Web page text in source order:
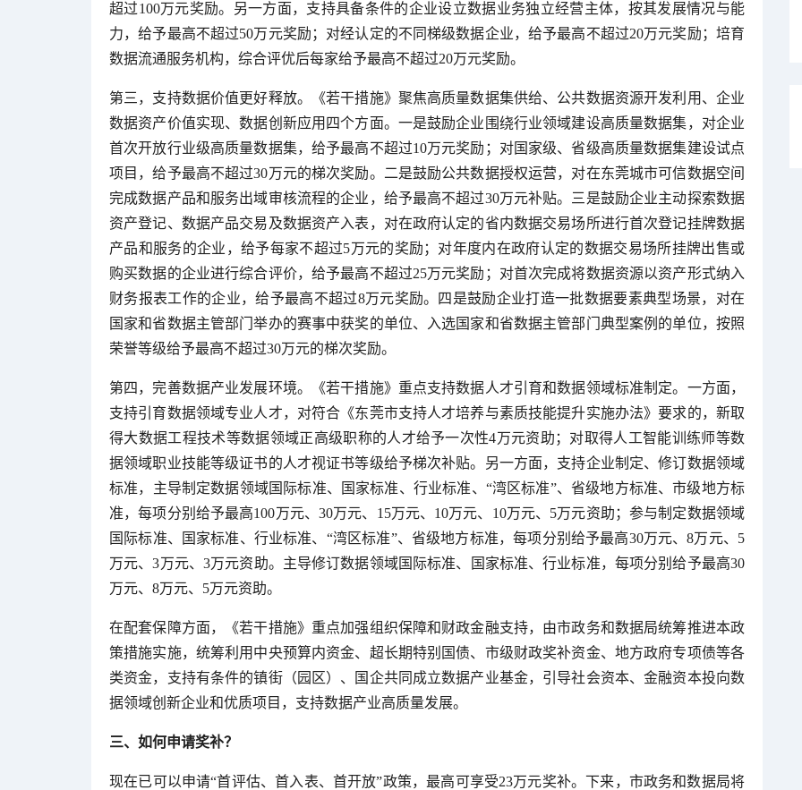
超过100万元奖励。另一方面，支持具备条件的企业设立数据业务独立经营主体，按其发展情况与能
力，给予最高不超过50万元奖励；对经认定的不同梯级数据企业，给予最高不超过20万元奖励；培育
数据流通服务机构，综合评优后每家给予最高不超过20万元奖励。
第三，支持数据价值更好释放。《若干措施》聚焦高质量数据集供给、公共数据资源开发利用、企业
数据资产价值实现、数据创新应用四个方面。一是鼓励企业围绕行业领域建设高质量数据集，对企业
首次开放行业级高质量数据集，给予最高不超过10万元奖励；对国家级、省级高质量数据集建设试点
项目，给予最高不超过30万元的梯次奖励。二是鼓励公共数据授权运营，对在东莞城市可信数据空间
完成数据产品和服务出域审核流程的企业，给予最高不超过30万元补贴。三是鼓励企业主动探索数据
资产登记、数据产品交易及数据资产入表，对在政府认定的省内数据交易场所进行首次登记挂牌数据
产品和服务的企业，给予每家不超过5万元的奖励；对年度内在政府认定的数据交易场所挂牌出售或
购买数据的企业进行综合评价，给予最高不超过25万元奖励；对首次完成将数据资源以资产形式纳入
财务报表工作的企业，给予最高不超过8万元奖励。四是鼓励企业打造一批数据要素典型场景，对在
国家和省数据主管部门举办的赛事中获奖的单位、入选国家和省数据主管部门典型案例的单位，按照
荣誉等级给予最高不超过30万元的梯次奖励。
第四，完善数据产业发展环境。《若干措施》重点支持数据人才引育和数据领域标准制定。一方面，
支持引育数据领域专业人才，对符合《东莞市支持人才培养与素质技能提升实施办法》要求的，新取
得大数据工程技术等数据领域正高级职称的人才给予一次性4万元资助；对取得人工智能训练师等数
据领域职业技能等级证书的人才视证书等级给予梯次补贴。另一方面，支持企业制定、修订数据领域
标准，主导制定数据领域国际标准、国家标准、行业标准、“湾区标准”、省级地方标准、市级地方标
准，每项分别给予最高100万元、30万元、15万元、10万元、10万元、5万元资助；参与制定数据领域
国际标准、国家标准、行业标准、“湾区标准”、省级地方标准，每项分别给予最高30万元、8万元、5
万元、3万元、3万元资助。主导修订数据领域国际标准、国家标准、行业标准，每项分别给予最高30
万元、8万元、5万元资助。
在配套保障方面，《若干措施》重点加强组织保障和财政金融支持，由市政务和数据局统筹推进本政
策措施实施，统筹利用中央预算内资金、超长期特别国债、市级财政奖补资金、地方政府专项债等各
类资金，支持有条件的镇街（园区）、国企共同成立数据产业基金，引导社会资本、金融资本投向数
据领域创新企业和优质项目，支持数据产业高质量发展。
三、如何申请奖补？
现在已可以申请“首评估、首入表、首开放”政策，最高可享受23万元奖补。下来，市政务和数据局将